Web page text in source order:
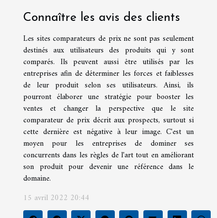
Connaître les avis des clients
Les sites comparateurs de prix ne sont pas seulement
destinés aux utilisateurs des produits qui y sont
comparés. Ils peuvent aussi être utilisés par les
entreprises afin de déterminer les forces et faiblesses
de leur produit selon ses utilisateurs. Ainsi, ils
pourront élaborer une stratégie pour booster les
ventes et changer la perspective que le site
comparateur de prix décrit aux prospects, surtout si
cette dernière est négative à leur image. C'est un
moyen pour les entreprises de dominer ses
concurrents dans les règles de l'art tout en améliorant
son produit pour devenir une référence dans le
domaine.
15 avril 2022 20:44